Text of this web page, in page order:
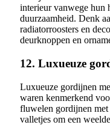
interieur vanwege hun
duurzaamheid. Denk
radiatorroosters en
deurknoppen en
12. Luxueuze
Luxueuze gordijnen
waren kenmerkend
fluwelen gordijnen met
valletjes om een